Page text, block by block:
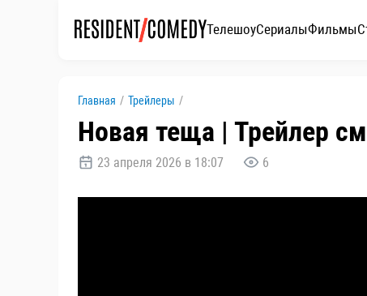
ТелешоуСериалыФильмы
Главная / Трейлеры /
Новая теща | Трейлер
23 апреля 2026 в 18:07 6